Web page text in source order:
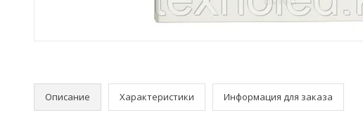
Описание Характеристики Информация для заказа